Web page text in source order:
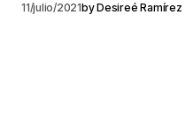
11/julio/2021byDesireé Ramírez